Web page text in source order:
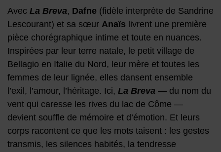
Avec La Breva, Dafne (fidèle interprète de Sandrine
Lescourant) et sa sœur Anaïs livrent une première
pièce chorégraphique intime et toute en nuances.
Inspirées par leur terre natale, le petit village de
Bellagio en Italie du Nord, leur mère et toutes les
femmes de leur lignée, elles dansent ensemble
l’exil, l’amour, l’héritage. Ici, La Breva — du nom du
vent qui caresse les rives du lac de Côme —
devient souffle de mémoire et d’émotion. Et leurs
corps racontent ce que les mots taisent : les gestes
transmis, les silences habités, la tendresse